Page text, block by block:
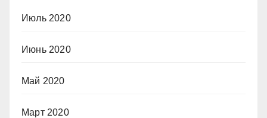
Июль 2020
Июнь 2020
Май 2020
Март 2020